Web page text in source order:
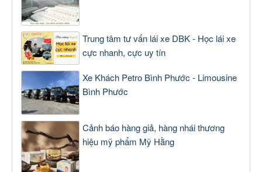
Trung tâm tư vấn lái xe DBK - Học lái xe
cực nhanh, cực uy tín
Xe Khách Petro Bình Phước - Limousine
Bình Phước
Cảnh báo hàng giả, hàng nhái thương
hiệu mỹ phẩm Mỹ Hằng